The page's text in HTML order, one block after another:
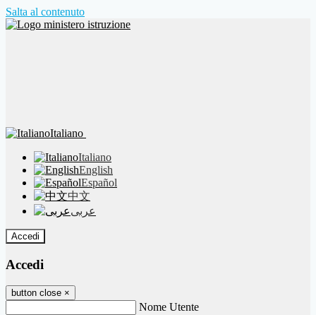
Salta al contenuto
Italiano
Italiano
English
Español
中文
عربى
Accedi
Accedi
button close ×
Nome Utente